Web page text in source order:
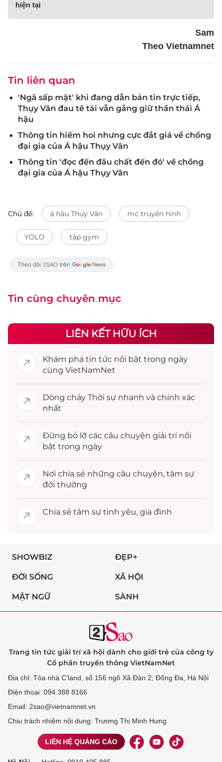
hiện tại
Sam
Theo Vietnamnet
Tin liên quan
'Ngã sấp mặt' khi đang dẫn bản tin trực tiếp,
Thụy Vân đau tê tái vẫn gắng giữ thần thái Á
hậu
Thông tin hiếm hoi nhưng cực đắt giá về chồng
đại gia của Á hậu Thụy Vân
Thông tin 'đọc đến đâu chất đến đó' về chồng
đại gia của Á hậu Thụy Vân
Chủ đề: á hậu Thụy Vân mc truyền hình
YOLO tập gym
Tin cùng chuyên mục
LIÊN KẾT HỮU ÍCH
Khám phá tin tức nổi bật trong ngày
cùng VietNamNet
Dòng chảy Thời sự nhanh và chính xác
nhất
Đừng bỏ lỡ các câu chuyện giải trínổi
bật trong ngày
Nơi chia sẻ những câu chuyện, tâm sự
đời thường
Chia sẻ tâm sự tình yêu, gia đình
SHOWBIZ ĐẸP+
ĐỜI SỐNG XÃ HỘI
MẬT NGỮ SÀNH
Trang tin tức giải trí xã hội dành cho giới trẻ của công ty
Cổ phần truyền thông VietNamNet
Địa chỉ: Tòa nhà C’land, số 156 ngõ Xã Đàn 2, Đống Đa, Hà Nội
Điện thoại: 094 388 8166
Email: 2sao@vietnamnet.vn
Chịu trách nhiệm nội dung: Trương Thị Minh Hưng
LIÊN HỆ QUẢNG CÁO